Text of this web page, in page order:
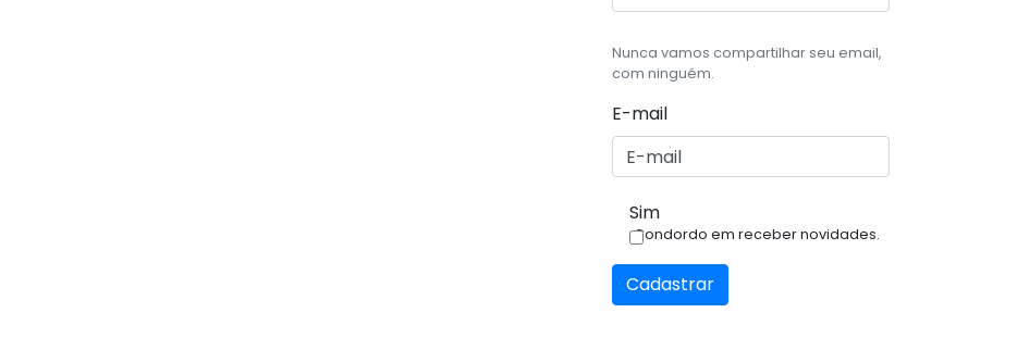
Nunca vamos compartilhar seu email,
com ninguém.
E-mail
Sim
Condordo em receber novidades.
Cadastrar